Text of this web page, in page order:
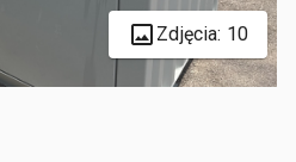
Zdjęcia: 10